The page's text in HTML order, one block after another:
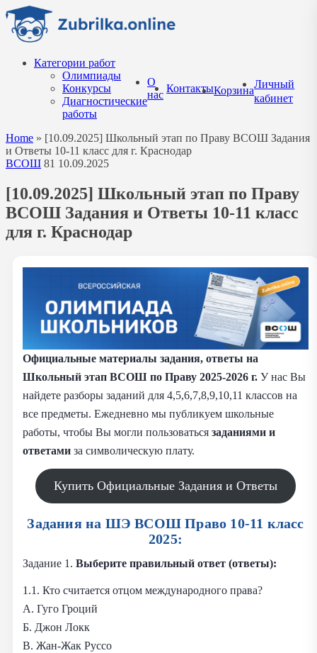
Перейти
содержанию
Категории работ
Олимпиады
Конкурсы
Диагностические
работы
О
нас
КонтактыКорзина
Личный
кабинет
Home » [10.09.2025] Школьный этап по Праву ВСОШ Задания
и Ответы 10-11 класс для г. Краснодар
ВСОШ 81 10.09.2025
[10.09.2025] Школьный этап по Праву
ВСОШ Задания и Ответы 10-11 класс
для г. Краснодар
Официальные материалы задания, ответы на
Школьный этап ВСОШ по Праву 2025-2026 г. У нас Вы
найдете разборы заданий для 4,5,6,7,8,9,10,11 классов на
все предметы. Ежедневно мы публикуем школьные
работы, чтобы Вы могли пользоваться заданиями и
ответами за символическую плату.
Купить Официальные Задания и Ответы
Задания на ШЭ ВСОШ Право 10-11 класс
2025:
Задание 1. Выберите правильный ответ (ответы):
1.1. Кто считается отцом международного права?
А. Гуго Гроций
Б. Джон Локк
В. Жан-Жак Руссо